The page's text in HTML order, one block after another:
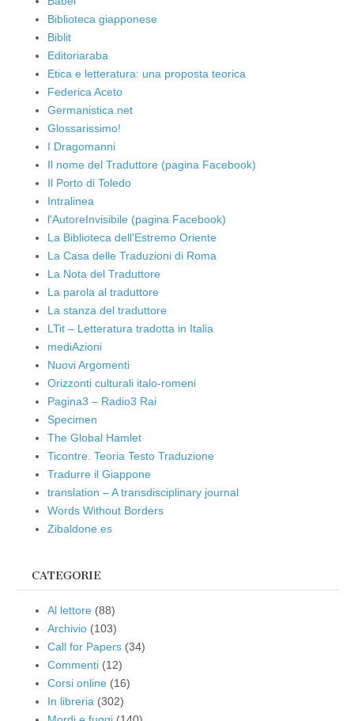
Biblioteca giapponese
Biblit
Editoriaraba
Etica e letteratura: una proposta teorica
Federica Aceto
Germanistica.net
Glossarissimo!
I Dragomanni
Il nome del Traduttore (pagina Facebook)
Il Porto di Toledo
Intralinea
l'AutoreInvisibile (pagina Facebook)
La Biblioteca dell'Estremo Oriente
La Casa delle Traduzioni di Roma
La Nota del Traduttore
La parola al traduttore
La stanza del traduttore
LTit – Letteratura tradotta in Italia
mediAzioni
Nuovi Argomenti
Orizzonti culturali italo-romeni
Pagina3 – Radio3 Rai
Specimen
The Global Hamlet
Ticontre. Teoria Testo Traduzione
Tradurre il Giappone
translation – A transdisciplinary journal
Words Without Borders
Zibaldone.es
CATEGORIE
Al lettore (88)
Archivio (103)
Call for Papers (34)
Commenti (12)
Corsi online (16)
In libreria (302)